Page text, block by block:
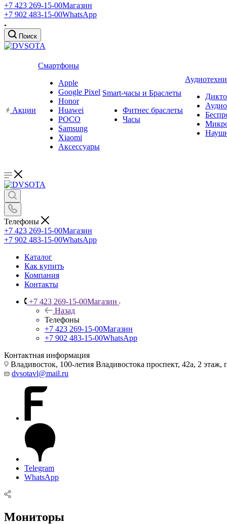
+7 423 269-15-00Магазин
+7 902 483-15-00WhatsApp
Поиск
Акции
Смартфоны
Apple
Google Pixel
Honor
Huawei
POCO
Samsung
Xiaomi
Аксессуары
Smart-часы и Браслеты
Фитнес браслеты
Часы
Телефоны
+7 423 269-15-00Магазин
+7 902 483-15-00WhatsApp
Каталог
Как купить
Компания
Контакты
+7 423 269-15-00Магазин
Назад
Телефоны
+7 423 269-15-00Магазин
+7 902 483-15-00WhatsApp
Контактная информация
Владивосток, 100-летия Владивостока проспект, 42а, 2
dvsotavl@mail.ru
Telegram
WhatsApp
Мониторы